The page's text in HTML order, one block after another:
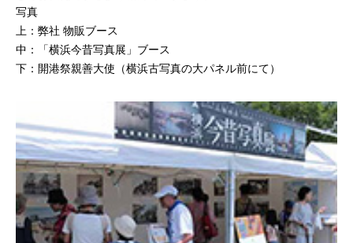
写真
上：弊社 物販ブース
中：「横浜今昔写真展」ブース
下：開港祭親善大使（横浜古写真の大パネル前にて）